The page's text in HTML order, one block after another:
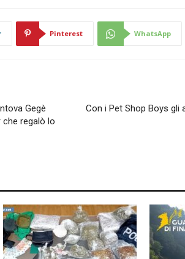
Pinterest WhatsApp
Gegè
che regalò lo
Con i Pet Shop Boys gli